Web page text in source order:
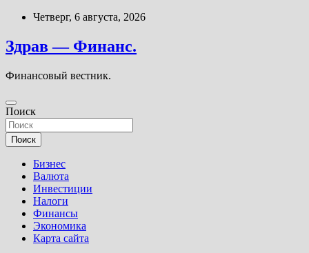
Перейти
содержимому
Четверг, 6 августа, 2026
Здрав — Финанс.
Финансовый вестник.
Поиск
Поиск
Бизнес
Валюта
Инвестиции
Налоги
Финансы
Экономика
Карта сайта